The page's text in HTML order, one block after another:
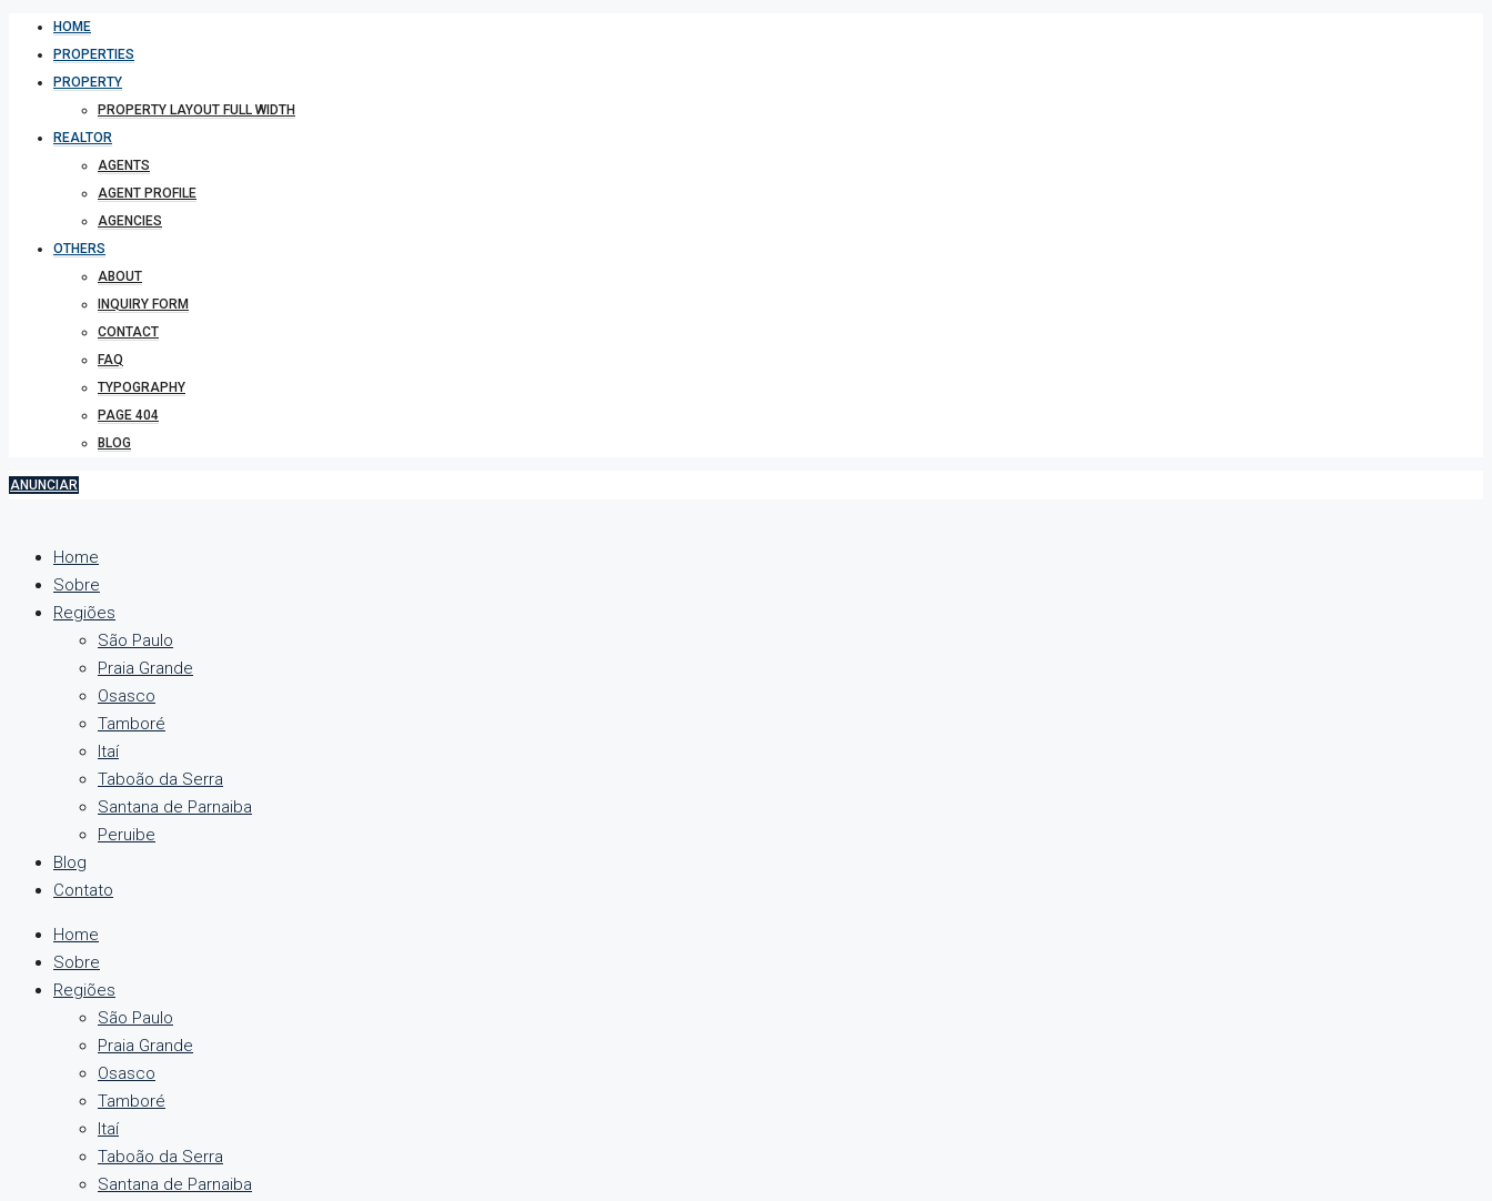
HOME
PROPERTIES
PROPERTY
PROPERTY LAYOUT FULL WIDTH
REALTOR
AGENTS
AGENT PROFILE
AGENCIES
OTHERS
ABOUT
INQUIRY FORM
CONTACT
FAQ
TYPOGRAPHY
PAGE 404
BLOG
ANUNCIAR
Home
Sobre
Regiões
São Paulo
Praia Grande
Osasco
Tamboré
Itaí
Taboão da Serra
Santana de Parnaiba
Peruibe
Blog
Contato
Home
Sobre
Regiões
São Paulo
Praia Grande
Osasco
Tamboré
Itaí
Taboão da Serra
Santana de Parnaiba